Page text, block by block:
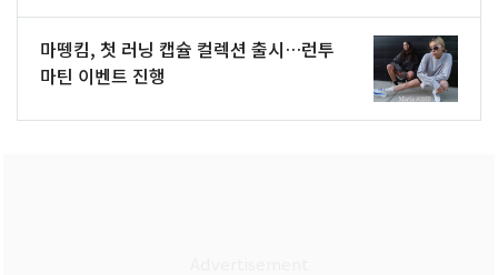
마뗑킴, 첫 러닝 캡슐 컬렉션 출시…런투
마틴 이벤트 진행